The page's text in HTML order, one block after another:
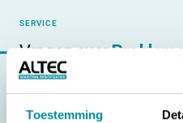
Toestemming
SERVICE
Vragen over